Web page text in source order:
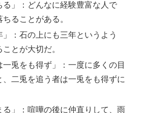
る」：どんなに経験豊富な人で
ることがある。
」：石の上にも三年というよう
とが大切だ。
一兎をも得ず」：一度に多くの目
、二兎を追う者は一兎をも得ずに
る」：喧嘩の後に仲直りして、雨